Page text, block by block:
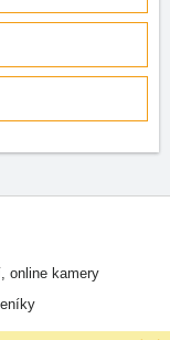
online kamery